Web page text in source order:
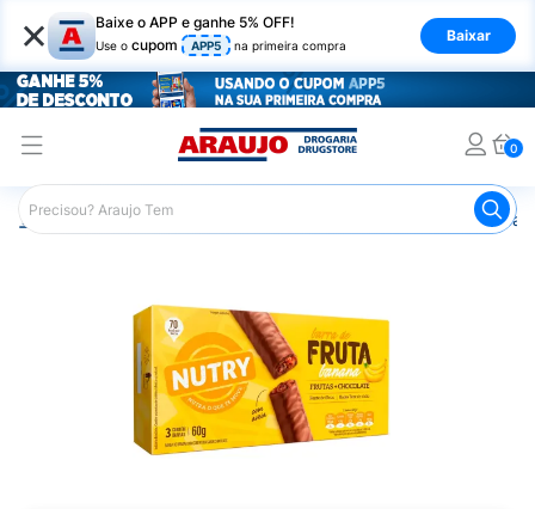
× Baixe o APP e ganhe 5% OFF!
Use o cupom APP5 na primeira compra
Baixar
0
Araujo Nutrição Saudável Barra de Cereal